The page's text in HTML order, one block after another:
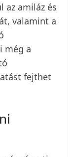
az amiláz és
valamint a
még a
fejthet